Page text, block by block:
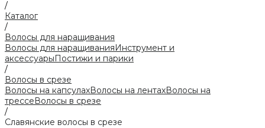
/
Каталог
/
Волосы для наращивания
Волосы для наращиванияИнструмент и
аксессуарыПостижи и парики
/
Волосы в срезе
Волосы на капсулахВолосы на лентахВолосы на
трессеВолосы в срезе
/
Славянские волосы в срезе